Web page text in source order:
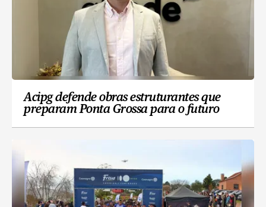
Acipg defende obras estruturantes que
preparam Ponta Grossa para o futuro